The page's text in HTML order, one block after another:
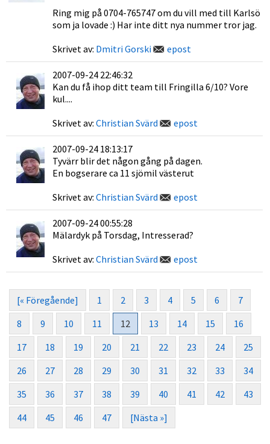
Ring mig på 0704-765747 om du vill med till Karlsö
som ja lovade :) Har inte ditt nya nummer tror jag.
Skrivet av: Dmitri Gorski epost
2007-09-24 22:46:32
Kan du få ihop ditt team till Fringilla 6/10? Vore
kul....
Skrivet av: Christian Svärd epost
2007-09-24 18:13:17
Tyvärr blir det någon gång på dagen.
En bogserare ca 11 sjömil västerut
Skrivet av: Christian Svärd epost
2007-09-24 00:55:28
Mälardyk på Torsdag, Intresserad?
Skrivet av: Christian Svärd epost
[« Föregående] 1 2 3 4 5 6
7
8
9 10 11 12 13 14 15
16
17
18 19 20 21 22 23 24
25
26
27 28 29 30 31 32 33
34
35
36 37 38 39 40 41 42
43
44
45 46 47 [Nästa »]